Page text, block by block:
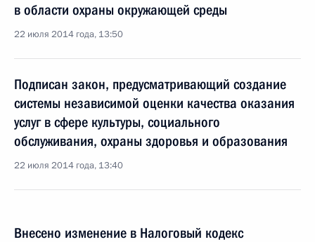
в области охраны окружающей среды
22 июля 2014 года, 13:50
Подписан закон, предусматривающий создание
системы независимой оценки качества оказания
услуг в сфере культуры, социального
обслуживания, охраны здоровья и образования
22 июля 2014 года, 13:40
Внесено изменение в Налоговый кодекс